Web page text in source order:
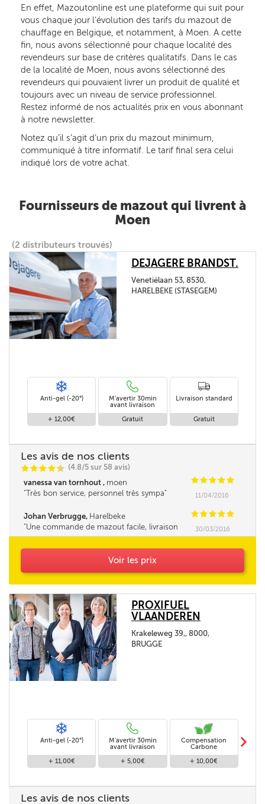
En effet, Mazoutonline est une plateforme qui suit pour
vous chaque jour l’évolution des tarifs du mazout de
chauffage en Belgique, et notamment, à Moen. A cette
fin, nous avons sélectionné pour chaque localité des
revendeurs sur base de critères qualitatifs. Dans le cas
de la localité de Moen, nous avons sélectionné des
revendeurs qui pouvaient livrer un produit de qualité et
toujours avec un niveau de service professionnel.
Restez informé de nos actualités prix en vous abonnant
à notre newsletter.
Notez qu’il s’agit d’un prix du mazout minimum,
communiqué à titre informatif. Le tarif final sera celui
indiqué lors de votre achat.
Fournisseurs de mazout qui livrent à
Moen
(2 distributeurs trouvés)
DEJAGERE BRANDST.
Venetiëlaan 53, 8530,
HARELBEKE (STASEGEM)
Anti-gel (-20°)
+ 12,00€
M'avertir 30min
avant livraison
Gratuit
Livraison standard
Gratuit
Les avis de nos clients
CCCCi
@ (4.8/5 sur 58 avis)
vanessa van tornhout , moen CCCCC
Très bon service, personnel très sympa
11/04/2016
Johan Verbrugge, Harelbeke CCCCC
Une commande de mazout facile, livraison
impeccable et superrapide!
30/03/2016
Voir les prix
PROXIFUEL
VLAANDEREN
Krakeleweg 39,, 8000,
BRUGGE
Anti-gel (-20°)
+ 11,00€
M'avertir 30min
avant livraison
+ 5,00€
Compensation
Carbone
+ 10,00€
m
Les avis de nos clients